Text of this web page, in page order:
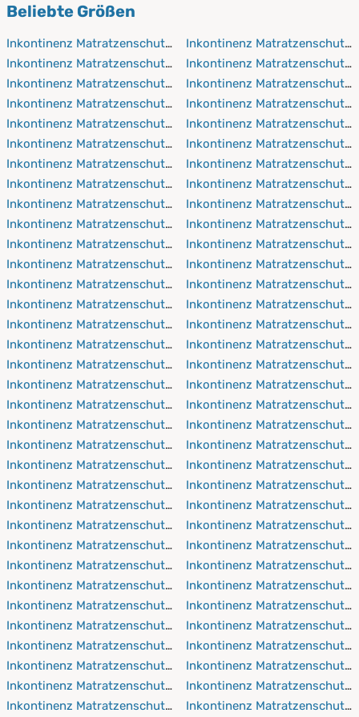
Beliebte Größen
Inkontinenz Matratzenschutz 50x70 cm
Inkontinenz Matratzenschutz 50x90 cm
Inkontinenz Matratzenschutz 50x100 cm
Inkontinenz Matratzenschutz 60x120 cm
Inkontinenz Matratzenschutz 60x190 cm
Inkontinenz Matratzenschutz 60x200 cm
Inkontinenz Matratzenschutz 60x210 cm
Inkontinenz Matratzenschutz 60x220 cm
Inkontinenz Matratzenschutz 70x140 cm
Inkontinenz Matratzenschutz 70x160 cm
Inkontinenz Matratzenschutz 70x190 cm
Inkontinenz Matratzenschutz 70x200 cm
Inkontinenz Matratzenschutz 70x210 cm
Inkontinenz Matratzenschutz 70x220 cm
Inkontinenz Matratzenschutz 75x90 cm
Inkontinenz Matratzenschutz 75x150 cm
Inkontinenz Matratzenschutz 80x160 cm
Inkontinenz Matratzenschutz 80x190 cm
Inkontinenz Matratzenschutz 80x200 cm
Inkontinenz Matratzenschutz 80x210 cm
Inkontinenz Matratzenschutz 80x220 cm
Inkontinenz Matratzenschutz 90x150 cm
Inkontinenz Matratzenschutz 90x190 cm
Inkontinenz Matratzenschutz 90x200 cm
Inkontinenz Matratzenschutz 90x210 cm
Inkontinenz Matratzenschutz 90x220 cm
Inkontinenz Matratzenschutz 100x150 cm
Inkontinenz Matratzenschutz 100x190 cm
Inkontinenz Matratzenschutz 100x200 cm
Inkontinenz Matratzenschutz 100x210 cm
Inkontinenz Matratzenschutz 100x220 cm
Inkontinenz Matratzenschutz 110x190 cm
Inkontinenz Matratzenschutz 110x200 cm
Inkontinenz Matratzenschutz 110x210 cm
Inkontinenz Matratzenschutz
Inkontinenz Matratzenschutz
Inkontinenz Matratzenschutz
Inkontinenz Matratzenschutz
Inkontinenz Matratzenschutz
Inkontinenz Matratzenschutz
Inkontinenz Matratzenschutz
Inkontinenz Matratzenschutz
Inkontinenz Matratzenschutz
Inkontinenz Matratzenschutz
Inkontinenz Matratzenschutz
Inkontinenz Matratzenschutz
Inkontinenz Matratzenschutz
Inkontinenz Matratzenschutz
Inkontinenz Matratzenschutz
Inkontinenz Matratzenschutz
Inkontinenz Matratzenschutz
Inkontinenz Matratzenschutz
Inkontinenz Matratzenschutz
Inkontinenz Matratzenschutz
Inkontinenz Matratzenschutz
Inkontinenz Matratzenschutz
Inkontinenz Matratzenschutz
Inkontinenz Matratzenschutz
Inkontinenz Matratzenschutz
Inkontinenz Matratzenschutz
Inkontinenz Matratzenschutz
Inkontinenz Matratzenschutz
Inkontinenz Matratzenschutz
Inkontinenz Matratzenschutz
Inkontinenz Matratzenschutz
Inkontinenz Matratzenschutz
Inkontinenz Matratzenschutz
Inkontinenz Matratzenschutz